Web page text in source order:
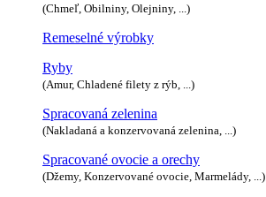
(Chmeľ, Obilniny, Olejniny, ...)
Remeselné výrobky
Ryby
(Amur, Chladené filety z rýb, ...)
Spracovaná zelenina
(Nakladaná a konzervovaná zelenina, ...)
Spracované ovocie a orechy
(Džemy, Konzervované ovocie, Marmelády, ...)